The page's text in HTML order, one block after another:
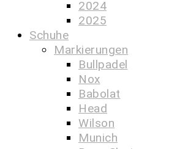
2024
2025
Schuhe
Markierungen
Bullpadel
Nox
Babolat
Head
Wilson
Munich